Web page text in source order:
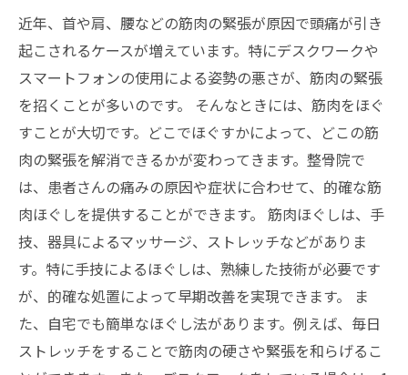
近年、首や肩、腰などの筋肉の緊張が原因で頭痛が引き
起こされるケースが増えています。特にデスクワークや
スマートフォンの使用による姿勢の悪さが、筋肉の緊張
を招くことが多いのです。 そんなときには、筋肉をほぐ
すことが大切です。どこでほぐすかによって、どこの筋
肉の緊張を解消できるかが変わってきます。整骨院で
は、患者さんの痛みの原因や症状に合わせて、的確な筋
肉ほぐしを提供することができます。 筋肉ほぐしは、手
技、器具によるマッサージ、ストレッチなどがありま
す。特に手技によるほぐしは、熟練した技術が必要です
が、的確な処置によって早期改善を実現できます。 ま
た、自宅でも簡単なほぐし法があります。例えば、毎日
ストレッチをすることで筋肉の硬さや緊張を和らげるこ